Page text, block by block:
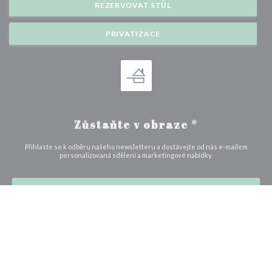
REZERVOVAT STŮL
PRIVATIZACE
Zůstaňte v obraze *
Přihlaste se k odběru našeho newsletteru a dostávejte od nás e-mailem
personalizovaná sdělení a marketingové nabídky.